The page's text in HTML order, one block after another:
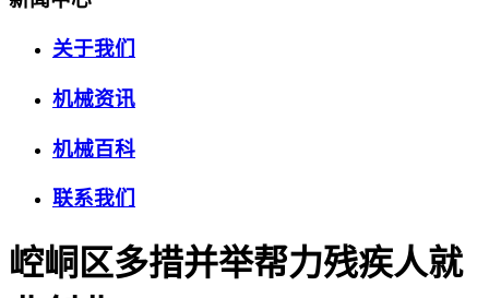
关于我们
机械资讯
机械百科
联系我们
崆峒区多措并举帮力残疾人就